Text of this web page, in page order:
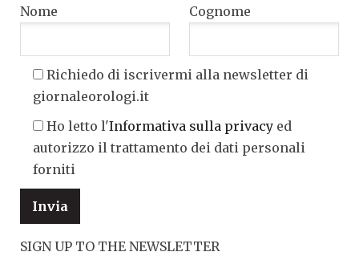
Nome Cognome
Richiedo di iscrivermi alla newsletter di
giornaleorologi.it
Ho letto l'Informativa sulla privacy ed
autorizzo il trattamento dei dati personali
forniti
SIGN UP TO THE NEWSLETTER